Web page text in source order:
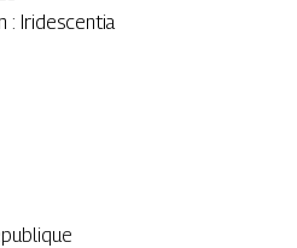
: Iridescentia